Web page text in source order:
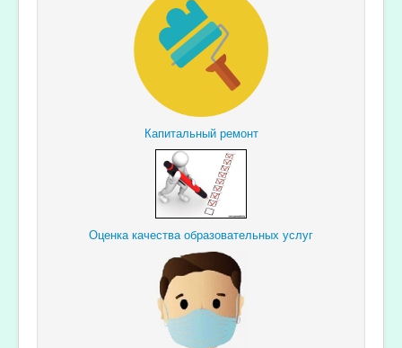
Капитальный ремонт
Оценка качества образовательных услуг